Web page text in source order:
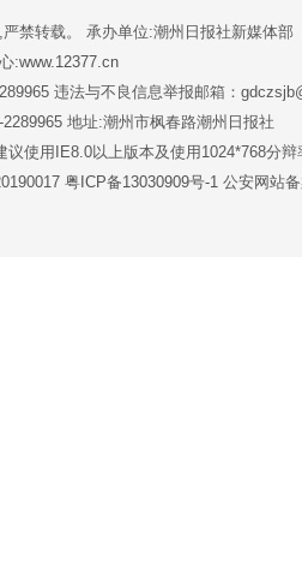
禁转载。 承办单位:潮州日报社新媒体部
:www.12377.cn
违法与不良信息举报邮箱：
地址:潮州市枫春路潮州日报社
使用IE8.0以上版本及使用1024*768分
粤ICP备13030909号-1 公安网站